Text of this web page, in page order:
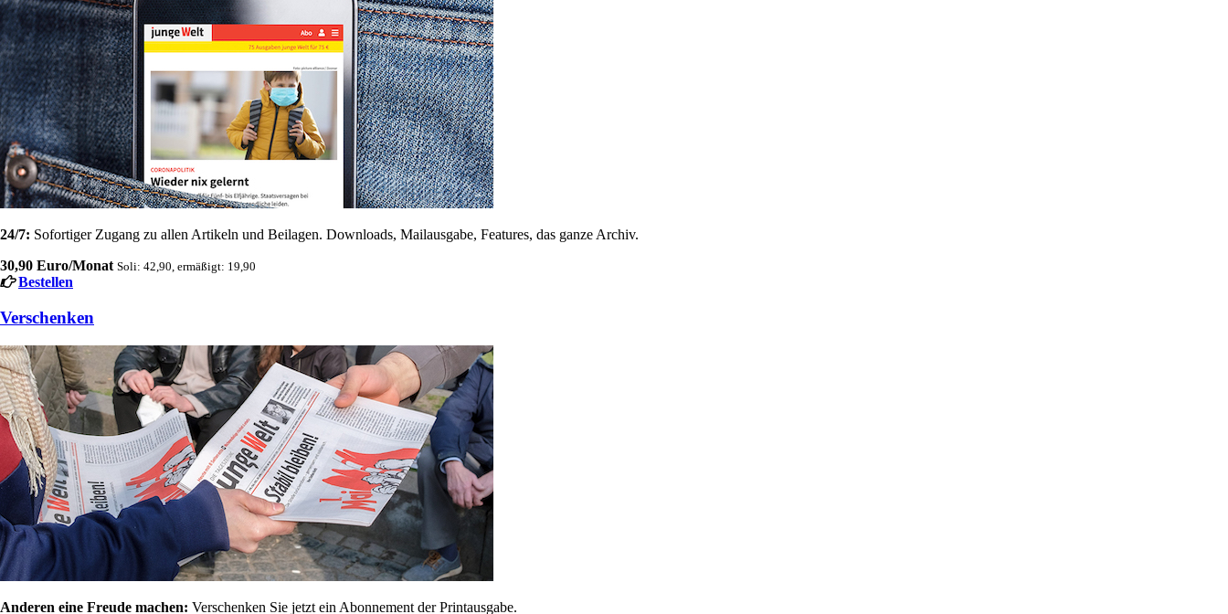
24/7: Sofortiger Zugang zu allen Artikeln und Beilagen. Downloads, Mailausgabe, Features, das ganze Archiv.
30,90 Euro/Monat Soli: 42,90, ermäßigt: 19,90
Bestellen
Verschenken
Anderen eine Freude machen: Verschenken Sie jetzt ein Abonnement der Printausgabe.